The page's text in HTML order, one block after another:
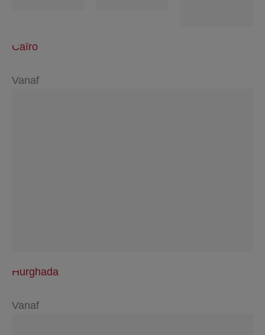
Caïro
Vanaf
Hurghada
Vanaf